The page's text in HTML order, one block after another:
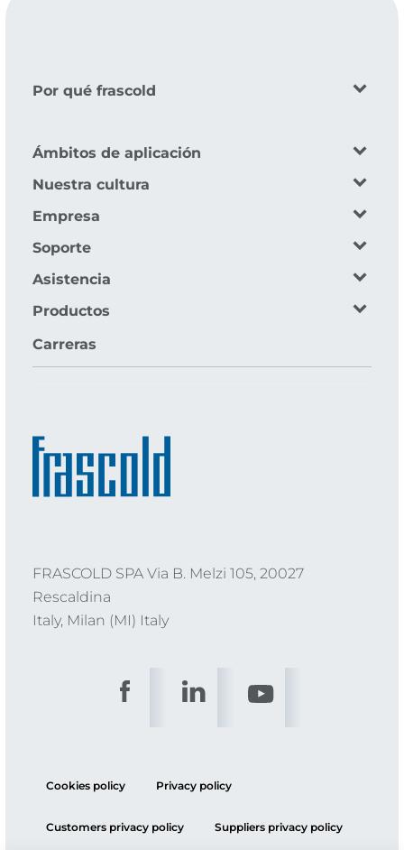
Por qué frascold
Ámbitos de aplicación
Nuestra cultura
Empresa
Soporte
Asistencia
Productos
Carreras
FRASCOLD SPA Via B. Melzi 105, 20027
Rescaldina
Italy, Milan (MI) Italy
Cookies policy Privacy policy
Customers privacy policy Suppliers privacy policy